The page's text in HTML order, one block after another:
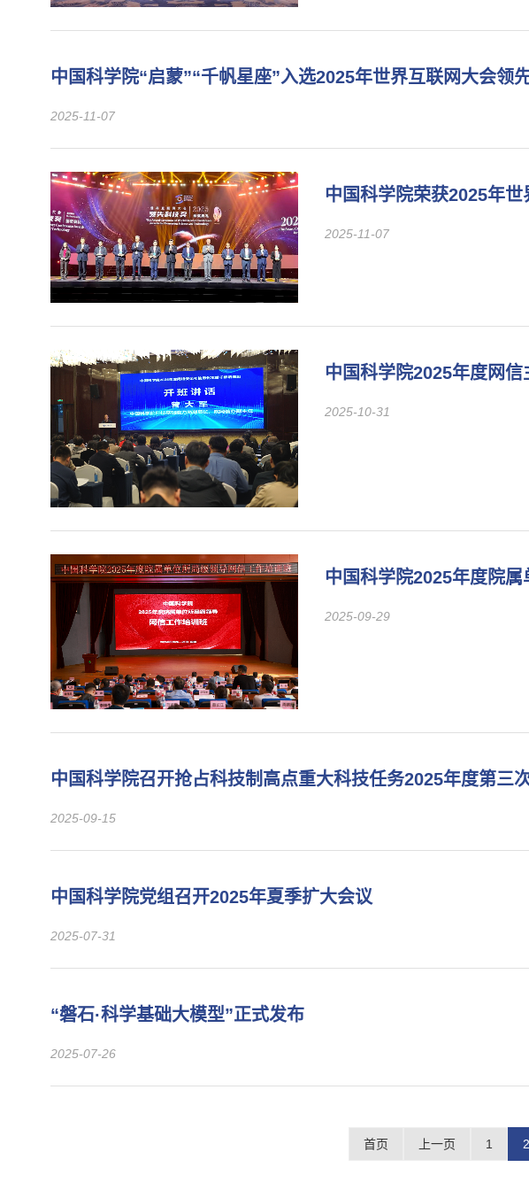
中国科学院“启蒙”“千帆星座”入选2025年世界互联网大会领
2025-11-07
中国科学院荣获2025年
2025-11-07
中国科学院2025年度网
2025-10-31
中国科学院2025年度院
2025-09-29
中国科学院召开抢占科技制高点重大科技任务2025年度第三
2025-09-15
中国科学院党组召开2025年夏季扩大会议
2025-07-31
“磐石·科学基础大模型”正式发布
2025-07-26
首页 上一页 1 2